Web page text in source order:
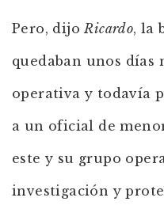
Pero, dijoRicardo, la
quedaban unos días
operativa y todavía
a un oficial de
este y su grupo
investigación y